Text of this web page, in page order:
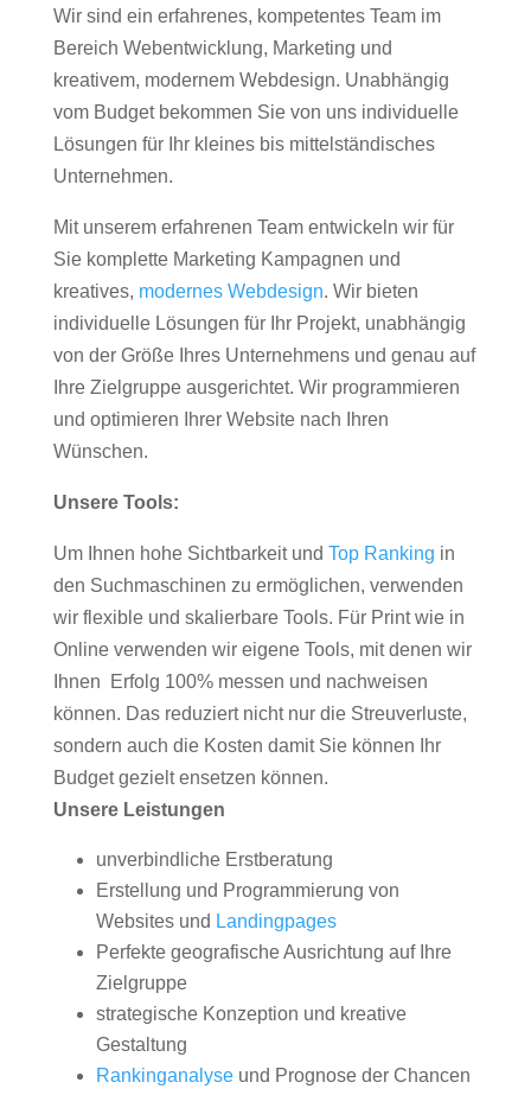
Wir sind ein erfahrenes, kompetentes Team im
Bereich Webentwicklung, Marketing und
kreativem, modernem Webdesign. Unabhängig
vom Budget bekommen Sie von uns individuelle
Lösungen für Ihr kleines bis mittelständisches
Unternehmen.
Mit unserem erfahrenen Team entwickeln wir für
Sie komplette Marketing Kampagnen und
kreatives, modernes Webdesign. Wir bieten
individuelle Lösungen für Ihr Projekt, unabhängig
von der Größe Ihres Unternehmens und genau auf
Ihre Zielgruppe ausgerichtet. Wir programmieren
und optimieren Ihrer Website nach Ihren
Wünschen.
Unsere Tools:
Um Ihnen hohe Sichtbarkeit und Top Ranking in
den Suchmaschinen zu ermöglichen, verwenden
wir flexible und skalierbare Tools. Für Print wie in
Online verwenden wir eigene Tools, mit denen wir
Ihnen Erfolg 100% messen und nachweisen
können. Das reduziert nicht nur die Streuverluste,
sondern auch die Kosten damit Sie können Ihr
Budget gezielt ensetzen können.
Unsere Leistungen
unverbindliche Erstberatung
Erstellung und Programmierung von
Websites und Landingpages
Perfekte geografische Ausrichtung auf Ihre
Zielgruppe
strategische Konzeption und kreative
Gestaltung
Rankinganalyseund Prognose der Chancen